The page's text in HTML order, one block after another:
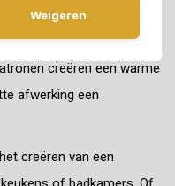
Weigeren
met de
De rijke bruine
creëren een warme
afwerking een
creëren van een